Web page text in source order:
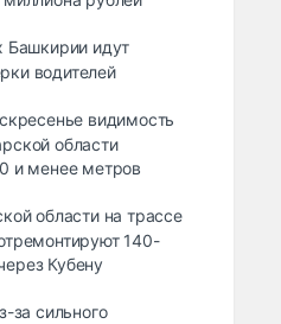
Башкирии идут
водителей
видимость
области
и менее метров
области на трассе
140-
Кубену
за сильного